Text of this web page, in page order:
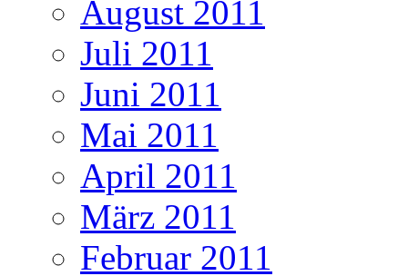
August 2011
Juli 2011
Juni 2011
Mai 2011
April 2011
März 2011
Februar 2011